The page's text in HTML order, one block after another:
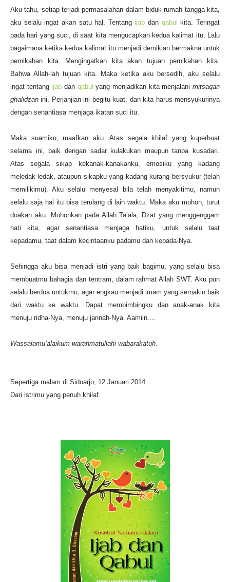
Aku tahu, setiap terjadi permasalahan dalam biduk rumah tangga kita,
aku selalu ingat akan satu hal. Tentang ijab dan qabul
kita. Teringat
pada hari yang suci, di saat kita mengucapkan kedua kalimat itu. Lalu
bagaimana ketika kedua kalimat itu menjadi demikian bermakna untuk
pernikahan kita. Mengingatkan kita akan tujuan pernikahan kita.
Bahwa Allah-lah tujuan kita. Maka ketika aku bersedih, aku selalu
ingat tentang ijab dan qabul yang menjadikan kita menjalanimitsaqan
ghalidzan ini. Perjanjian ini begitu kuat, dan kita harus mensyukurinya
dengan senantiasa menjaga ikatan suci itu.
Maka suamiku, maafkan aku. Atas segala khilaf yang kuperbuat
selama ini, baik dengan sadar kulakukan maupun tanpa kusadari.
Atas segala sikap kekanak-kanakanku, emosiku yang kadang
meledak-ledak, ataupun sikapku yang kadang kurang bersyukur (telah
memilikimu). Aku selalu menyesal bila telah menyakitimu, namun
selalu saja hal itu bisa terulang di lain waktu. Maka aku mohon, turut
doakan aku. Mohonkan pada Allah Ta’ala, Dzat yang menggenggam
hati kita, agar senantiasa menjaga hatiku, untuk selalu taat
kepadamu, taat dalam kecintaanku padamu dan kepada-Nya.
Sehingga aku bisa menjadi istri yang baik bagimu, yang selalu bisa
membuatmu bahagia dan tentram, dalam rahmat Allah SWT. Aku pun
selalu berdoa untukmu, agar engkau menjadi imam yang semakin baik
dari waktu ke waktu. Dapat membimbingku dan anak-anak kita
menuju ridha-Nya, menuju jannah-Nya. Aamiin....
Wassalamu’alaikum warahmatullahi wabarakatuh.
Sepertiga malam di Sidoarjo, 12 Januari 2014
Dari istrimu yang penuh khilaf.